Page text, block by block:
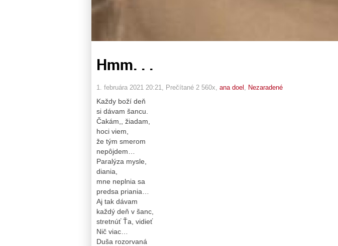
Hmm. . .
1. februára 2021 20:21 , Prečítané 2 560x, ana doel Nezaradené
Každy boží deň
si dávam šancu.
Čakám,, žiadam,
hoci viem,
že tým smerom
nepôjdem…
Paralýza mysle,
diania,
mne neplnia sa
predsa priania…
Aj tak dávam
každý deň v šanc,
stretnúť Ťa, vidieť
Nič viac…
Duša rozorvaná